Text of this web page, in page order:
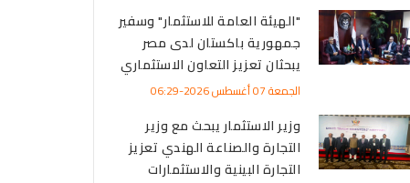
"الهيئة العامة للاستثمار" وسفير
جمهورية باكستان لدى مصر
يبحثان تعزيز التعاون الاستثماري
الجمعة 07 أغسطس 2026-06:29
وزير الاستثمار يبحث مع وزير
التجارة والصناعة الهندي تعزيز
التجارة البينية والاستثمارات